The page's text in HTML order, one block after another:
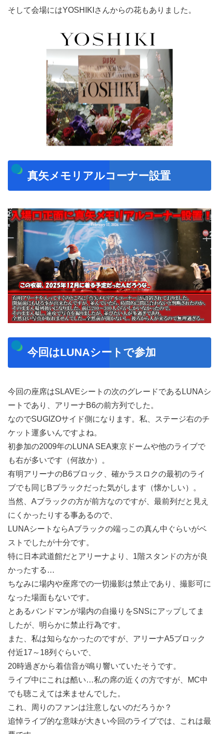
そして会場にはYOSHIKIさんからの花もありました。
真矢メモリアルコーナー設置
今回はLUNAシートで参加
今回の座席はSLAVEシートの次のグレードであるLUNAシ
ートであり、アリーナB6の前方列でした。
なのでSUGIZOサイド側になります。私、ステージ右のチ
ケット運多いんですよね。
初参加の2009年のLUNA SEA東京ドームや他のライブで
も右が多いです（何故か）。
有明アリーナのB6ブロック、確かラスロクの最初のライ
ブでも同じBブラックだった気がします（懐かしい）。
当然、Aブラックの方が前方なのですが、最前列だと見え
にくかったりする事あるので、
LUNAシートならAブラックの端っこの真ん中ぐらいがベ
ストでしたが十分です。
特に日本武道館だとアリーナより、1階スタンドの方が良
かったする…
ちなみに場内や座席での一切撮影は禁止であり、撮影可に
なった場面もないです。
とあるバンドマンが場内の自撮りをSNSにアップしてま
したが、明らかに禁止行為です。
また、私は知らなかったのですが、アリーナA5ブロック
付近17～18列ぐらいで、
20時過ぎから着信音が鳴り響いていたそうです。
ライブ中にこれは酷い…私の席の近くの方ですが、MC中
でも聴こえては来ませんでした。
これ、周りのファンは注意しないのだろうか？
追悼ライブ的な意味が大きい今回のライブでは、これは最